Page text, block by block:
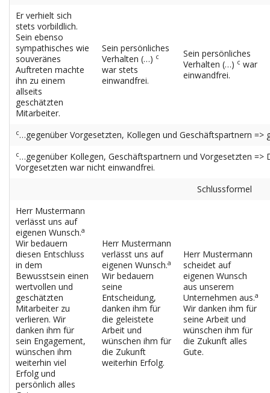
Er verhielt sich
stets vorbildlich.
Sein ebenso
sympathisches wie
souveränes
Auftreten machte
ihn zu einem
allseits
geschätzten
Mitarbeiter.
Sein persönliches
Verhalten (…) c
war stets
einwandfrei.
Sein persönliches
Verhalten (…) c war
einwandfrei.
c…gegenüber Vorgesetzten, Kollegen und Geschäftspartnern =>
c…gegenüber Kollegen, Geschäftspartnern und Vorgesetzten =>
Vorgesetzten war nicht einwandfrei.
Schlussformel
Herr Mustermann
verlässt uns auf
eigenen Wunsch.a
Wir bedauern
diesen Entschluss
in dem
Bewusstsein einen
wertvollen und
geschätzten
Mitarbeiter zu
verlieren. Wir
danken ihm für
sein Engagement,
wünschen ihm
weiterhin viel
Erfolg und
persönlich alles
Herr Mustermann
verlässt uns auf
eigenen Wunsch.a
Wir bedauern
seine
Entscheidung,
danken ihm für
die geleistete
Arbeit und
wünschen ihm für
die Zukunft
weiterhin Erfolg.
Herr Mustermann
scheidet auf
eigenen Wunsch
aus unserem
Unternehmen aus.a
Wir danken ihm für
seine Arbeit und
wünschen ihm für
die Zukunft alles
Gute.